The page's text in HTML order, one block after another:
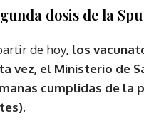
dosis de la
de hoy, los
vez, el Ministerio de
cumplidas de la